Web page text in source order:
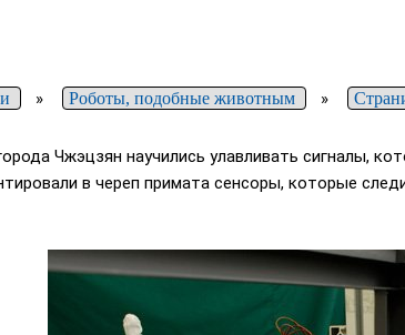
» Роботы, подобные животным »
Чжэцзян научились улавливать сигналы,
в череп примата сенсоры, которые